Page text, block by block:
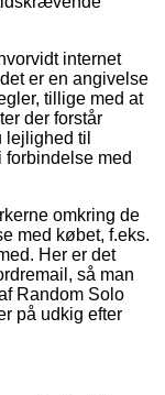
internet
er en angivelse
tillige med at
der forstår
til
forbindelse med
omkring de
med købet, f.eks.
Her er det
så man
Random Solo
på udkig efter